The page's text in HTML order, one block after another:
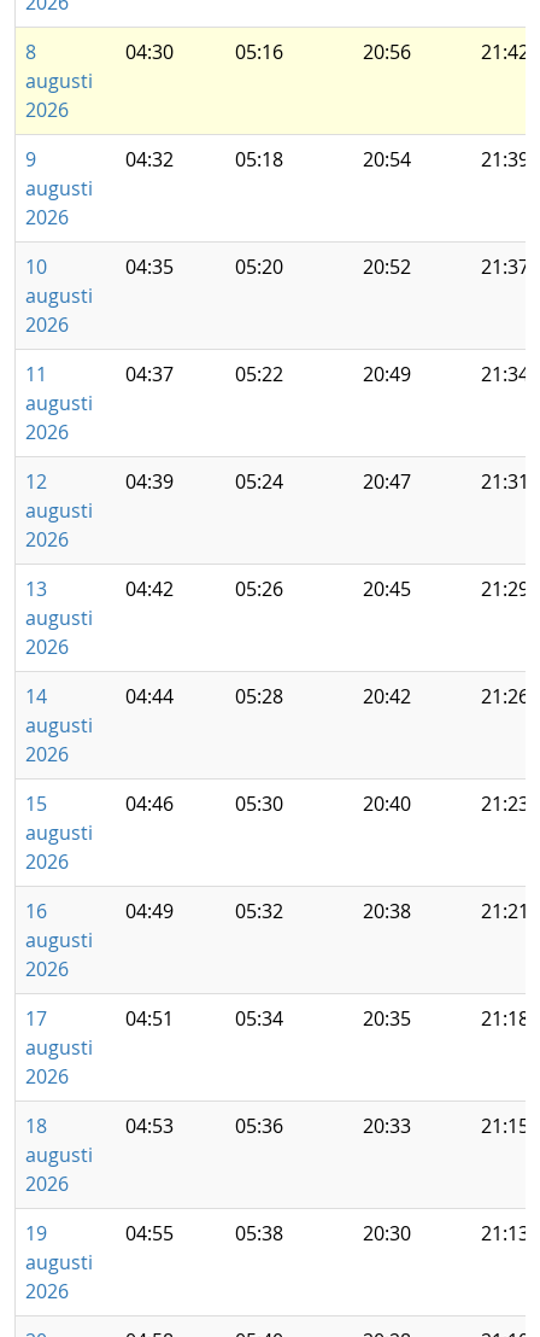
8
augusti
2026
04:30 05:16 20:56 21:42
9
augusti
2026
04:32 05:18 20:54 21:39
10
augusti
2026
04:35 05:20 20:52 21:37
11
augusti
2026
04:37 05:22 20:49 21:34
12
augusti
2026
04:39 05:24 20:47 21:31
13
augusti
2026
04:42 05:26 20:45 21:29
14
augusti
2026
04:44 05:28 20:42 21:26
15
augusti
2026
04:46 05:30 20:40 21:23
16
augusti
2026
04:49 05:32 20:38 21:21
17
augusti
2026
04:51 05:34 20:35 21:18
18
augusti
2026
04:53 05:36 20:33 21:15
19
augusti
2026
04:55 05:38 20:30 21:13